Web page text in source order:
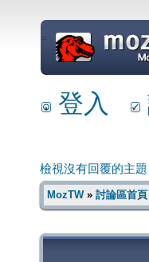
=
登入
檢視沒有回覆的主題
MozTW» 討論區首頁